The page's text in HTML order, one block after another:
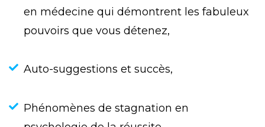
en médecine qui démontrent les fabuleux
pouvoirs que vous détenez,
Auto-suggestions et succès,
Phénomènes de stagnation en